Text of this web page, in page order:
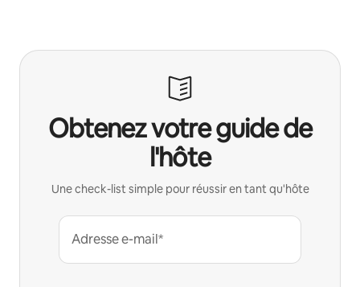
Obtenez votre guide de
l'hôte
Une check-list simple pour réussir en tant qu'hôte
Adresse e-mail*